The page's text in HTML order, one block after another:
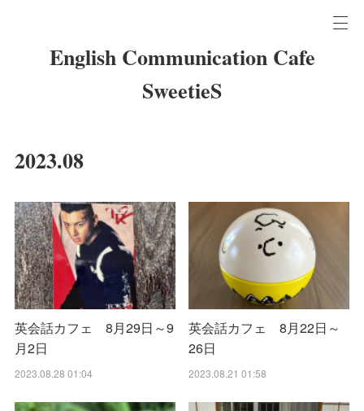
English Communication Cafe
SweetieS
2023.08
英会話カフェ 8月29日～9
月2日
2023.08.28 01:04
英会話カフェ 8月22日～
26日
2023.08.21 01:58